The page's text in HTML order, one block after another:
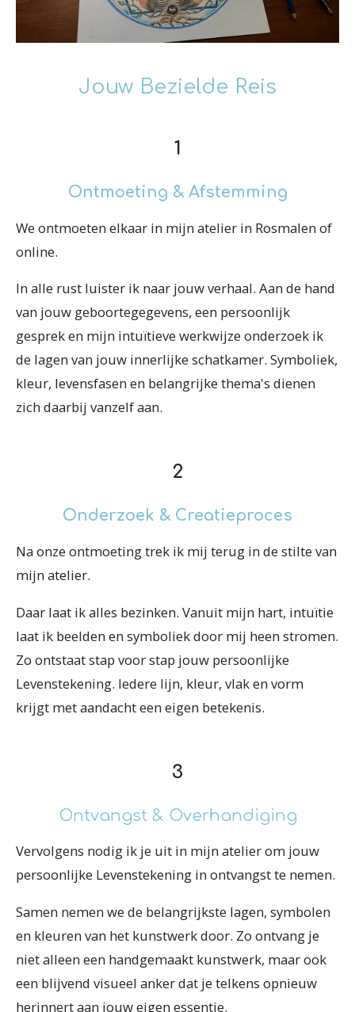
Jouw Bezielde Reis
1
Ontmoeting & Afstemming
We ontmoeten elkaar in mijn atelier in Rosmalen of
online.
In alle rust luister ik naar jouw verhaal. Aan de hand
van jouw geboortegegevens, een persoonlijk
gesprek en mijn intuïtieve werkwijze onderzoek ik
de lagen van jouw innerlijke schatkamer. Symboliek,
kleur, levensfasen en belangrijke thema's dienen
zich daarbij vanzelf aan.
2
Onderzoek & Creatieproces
Na onze ontmoeting trek ik mij terug in de stilte van
mijn atelier.
Daar laat ik alles bezinken. Vanuit mijn hart, intuïtie
laat ik beelden en symboliek door mij heen stromen.
Zo ontstaat stap voor stap jouw persoonlijke
Levenstekening. Iedere lijn, kleur, vlak en vorm
krijgt met aandacht een eigen betekenis.
3
Ontvangst & Overhandiging
Vervolgens nodig ik je uit in mijn atelier om jouw
persoonlijke Levenstekening in ontvangst te nemen.
Samen nemen we de belangrijkste lagen, symbolen
en kleuren van het kunstwerk door. Zo ontvang je
niet alleen een handgemaakt kunstwerk, maar ook
een blijvend visueel anker dat je telkens opnieuw
herinnert aan jouw eigen essentie.